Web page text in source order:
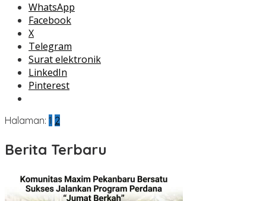
WhatsApp
Facebook
X
Telegram
Surat elektronik
LinkedIn
Pinterest
Halaman: 1 2
Berita Terbaru